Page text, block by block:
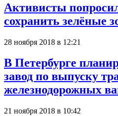
Активисты
сохранить зелёные
28 ноября 2018 в 12:21
В Петербурге
завод по выпуску
железнодорожных
21 ноября 2018 в 10:42